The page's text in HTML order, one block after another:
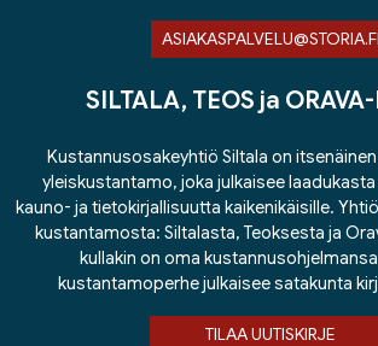
ASIAKASPALVELU@STORIA.FI
SILTALA, TEOS ja
Kustannusosakeyhtiö Siltala on
yleiskustantamo, joka julkaisee
kauno- ja tietokirjallisuutta kaikenikäisille.
kustantamosta: Siltalasta, Teoksesta ja
kullakin on oma
kustantamoperhe julkaisee satakunta
TILAA UUTISKIRJE